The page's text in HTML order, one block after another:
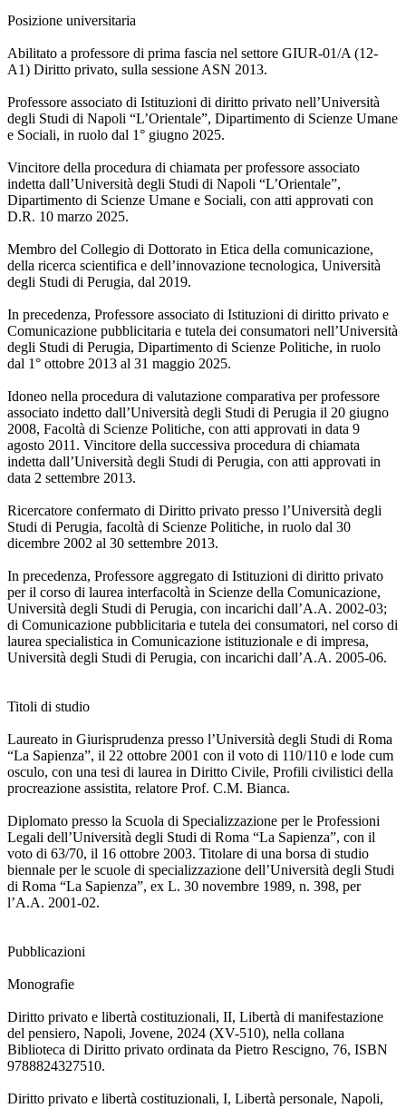
Posizione universitaria
Abilitato a professore di prima fascia nel settore GIUR-01/A (12-
A1) Diritto privato, sulla sessione ASN 2013.
Professore associato di Istituzioni di diritto privato nell’Università
degli Studi di Napoli “L’Orientale”, Dipartimento di Scienze Umane
e Sociali, in ruolo dal 1° giugno 2025.
Vincitore della procedura di chiamata per professore associato
indetta dall’Università degli Studi di Napoli “L’Orientale”,
Dipartimento di Scienze Umane e Sociali, con atti approvati con
D.R. 10 marzo 2025.
Membro del Collegio di Dottorato in Etica della comunicazione,
della ricerca scientifica e dell’innovazione tecnologica, Università
degli Studi di Perugia, dal 2019.
In precedenza, Professore associato di Istituzioni di diritto privato e
Comunicazione pubblicitaria e tutela dei consumatori nell’Università
degli Studi di Perugia, Dipartimento di Scienze Politiche, in ruolo
dal 1° ottobre 2013 al 31 maggio 2025.
Idoneo nella procedura di valutazione comparativa per professore
associato indetto dall’Università degli Studi di Perugia il 20 giugno
2008, Facoltà di Scienze Politiche, con atti approvati in data 9
agosto 2011. Vincitore della successiva procedura di chiamata
indetta dall’Università degli Studi di Perugia, con atti approvati in
data 2 settembre 2013.
Ricercatore confermato di Diritto privato presso l’Università degli
Studi di Perugia, facoltà di Scienze Politiche, in ruolo dal 30
dicembre 2002 al 30 settembre 2013.
In precedenza, Professore aggregato di Istituzioni di diritto privato
per il corso di laurea interfacoltà in Scienze della Comunicazione,
Università degli Studi di Perugia, con incarichi dall’A.A. 2002-03;
di Comunicazione pubblicitaria e tutela dei consumatori, nel corso di
laurea specialistica in Comunicazione istituzionale e di impresa,
Università degli Studi di Perugia, con incarichi dall’A.A. 2005-06.
Titoli di studio
Laureato in Giurisprudenza presso l’Università degli Studi di Roma
“La Sapienza”, il 22 ottobre 2001 con il voto di 110/110 e lode cum
osculo, con una tesi di laurea in Diritto Civile, Profili civilistici della
procreazione assistita, relatore Prof. C.M. Bianca.
Diplomato presso la Scuola di Specializzazione per le Professioni
Legali dell’Università degli Studi di Roma “La Sapienza”, con il
voto di 63/70, il 16 ottobre 2003. Titolare di una borsa di studio
biennale per le scuole di specializzazione dell’Università degli Studi
di Roma “La Sapienza”, ex L. 30 novembre 1989, n. 398, per
l’A.A. 2001-02.
Pubblicazioni
Monografie
Diritto privato e libertà costituzionali, II, Libertà di manifestazione
del pensiero, Napoli, Jovene, 2024 (XV-510), nella collana
Biblioteca di Diritto privato ordinata da Pietro Rescigno, 76, ISBN
9788824327510.
Diritto privato e libertà costituzionali, I, Libertà personale, Napoli,